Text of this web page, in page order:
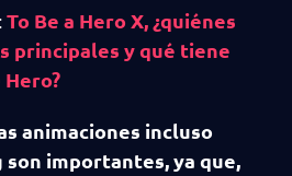
To Be a Hero X, ¿quiénes
principales y qué tiene
animaciones incluso
importantes, ya que,